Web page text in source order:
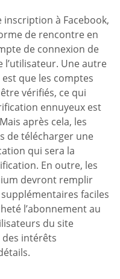
inscription à Facebook,
de rencontre en
de connexion de
l’utilisateur. Une autre
que les comptes
vérifiés, ce qui
ennuyeux est
après cela, les
de télécharger une
qui sera la
En outre, les
devront remplir
faciles
l’abonnement au
du site
intérêts